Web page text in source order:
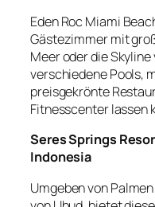
Eden Roc Miami
Gästezimmer mit
Meer oder die
verschiedene Pools,
preisgekrönte
Fitnesscenter lassen
Seres Springs
Indonesia
Umgeben von